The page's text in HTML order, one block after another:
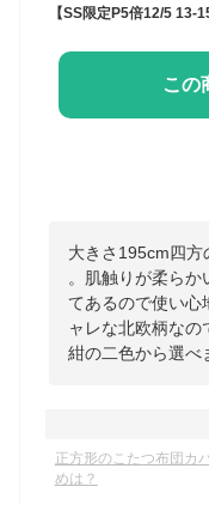
この
大きさ195cm四方
。肌触りが柔らか
てあるので使い心
ャレな北欧柄なの
紺の二色から選べ
正方形のこたつ布団カ
めは？